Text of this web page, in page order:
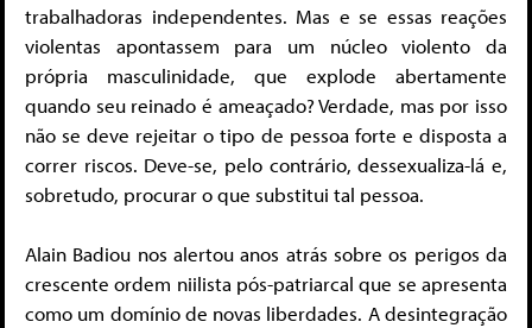
trabalhadoras independentes. Mas e se essas reações
violentas apontassem para um núcleo violento da
própria masculinidade, que explode abertamente
quando seu reinado é ameaçado? Verdade, mas por isso
não se deve rejeitar o tipo de pessoa forte e disposta a
correr riscos. Deve-se, pelo contrário, dessexualiza-lá e,
sobretudo, procurar o que substitui tal pessoa.
Alain Badiou nos alertou anos atrás sobre os perigos da
crescente ordem niilista pós-patriarcal que se apresenta
como um domínio de novas liberdades. A desintegração